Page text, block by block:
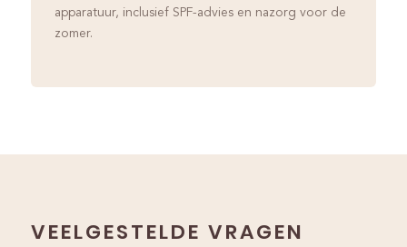
apparatuur, inclusief SPF-advies en nazorg voor de
zomer.
VEELGESTELDE VRAGEN